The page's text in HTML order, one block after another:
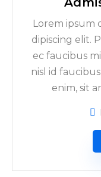
Lorem ipsum
dipiscing elit.
ec faucibus
nisl id
enim, sit